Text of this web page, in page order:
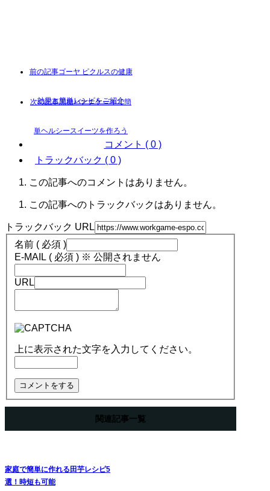
ゴーヤ ピクルスの健康
効果と簡単レシピをご紹介
黒糖バナナケーキで簡
単ヘルシースイーツを作ろう
コメント ( 0 )
トラックバック ( 0 )
この記事へのコメントはありません。
この記事へのトラックバックはありません。
トラックバック URL
名前 ( 必須 )
E-MAIL ( 必須 ) ※ 公開されません
URL
上に表示された文字を入力してください。
関連記事一覧
家庭で簡単に作れる田芋レシピ5
選！時短も可能